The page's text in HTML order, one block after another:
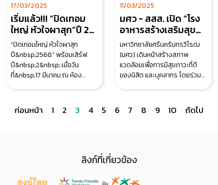
17/03/2025
เริ่มแล้ว!!! “ปิดเทอม
ใหญ่ หัวใจผาสุก”ปี 2
หนุนงาน Happy
Family ชวนลูก-หลาน
คนสภาผู้แทนฯ ใช้เวลา
อย่างสร้างสรรค์- เสริม
ทักษะชีวิตเอาตัวรอด
“ปิดเทอมใหญ่ หัวใจผาสุก
ปี&nbsp;2568” พร้อมเสิร์ฟ
ปี&nbsp;2&nbsp;:เมื่อวัน
ที่&nbsp;17 มีนาคม ณ ห้อง
เส
11/03/2025
มศว - สสส. เปิด “โรง
อาหารสร้างเสริมสุข
ภาพ” หรือ SWU
Healthy Canteen มุ่ง
สร้างสภาพแวดล้อมที่
ดี ส่งเสริมพฤติกรรม
การบริโภคเพื่อสุขภาพ
มหาวิทยาลัยศรีนครินทรวิโรฒ
(มศว) เดินหน้าสร้างสภาพ
แวดล้อมเพื่อการมีสุขภาวะที่ดี
ของนิสิต และบุคลากร โดยร่วม
ก่อนหน้า 1 2 3 4 5 6 7 8 9 10 ถัดไป
ลิงก์ที่เกี่ยวข้อง